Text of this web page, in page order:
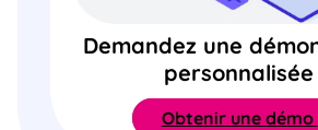
Demandez une
personnalisée
Obtenir une démo